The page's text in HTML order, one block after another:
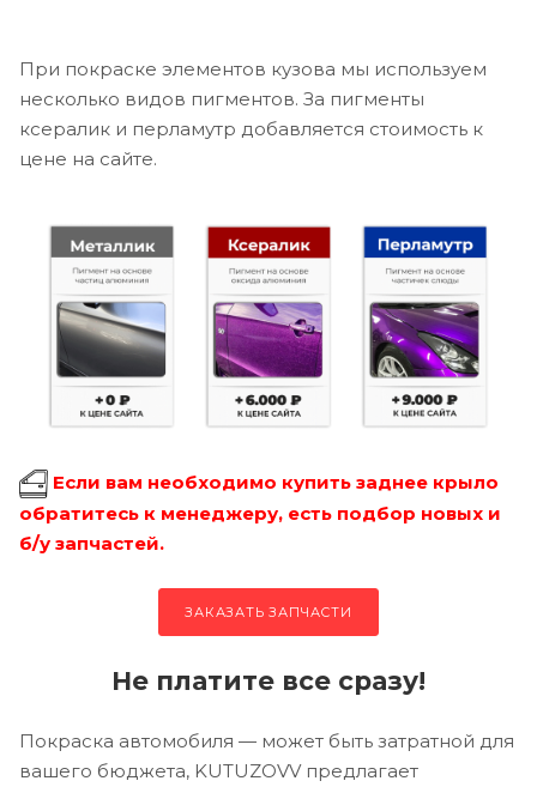
При покраске элементов кузова мы используем
несколько видов пигментов. За пигменты
ксералик и перламутр добавляется стоимость к
цене на сайте.
Если вам необходимо купить заднее крыло
обратитесь к менеджеру, есть подбор новых и
б/у запчастей.
ЗАКАЗАТЬ ЗАПЧАСТИ
Не платите все сразу!
Покраска автомобиля — может быть затратной для
вашего бюджета, KUTUZOVV предлагает